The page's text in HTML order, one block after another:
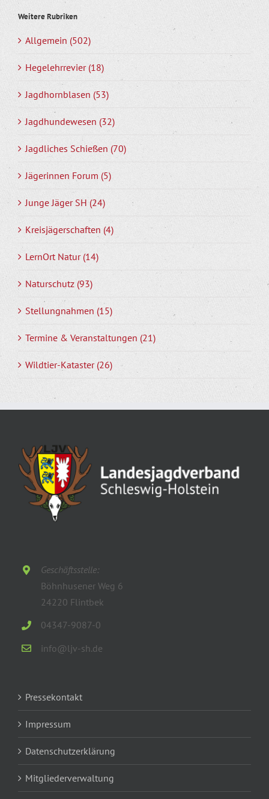
Weitere Rubriken
Allgemein (502)
Hegelehrrevier (18)
Jagdhornblasen (53)
Jagdhundewesen (32)
Jagdliches Schießen (70)
Jägerinnen Forum (5)
Junge Jäger SH (24)
Kreisjägerschaften (4)
LernOrt Natur (14)
Naturschutz (93)
Stellungnahmen (15)
Termine & Veranstaltungen (21)
Wildtier-Kataster (26)
Geschäftsstelle:
Böhnhusener Weg 6
24220 Flintbek
04347-9087-0
info@ljv-sh.de
Pressekontakt
Impressum
Datenschutzerklärung
Mitgliederverwaltung